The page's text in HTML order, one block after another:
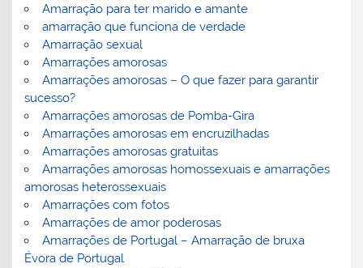
Amarração para ter marido e amante
amarração que funciona de verdade
Amarração sexual
Amarrações amorosas
Amarrações amorosas – O que fazer para garantir
sucesso?
Amarrações amorosas de Pomba-Gira
Amarrações amorosas em encruzilhadas
Amarrações amorosas gratuitas
Amarrações amorosas homossexuais e amarrações
amorosas heterossexuais
Amarrações com fotos
Amarrações de amor poderosas
Amarrações de Portugal – Amarração de bruxa
Évora de Portugal